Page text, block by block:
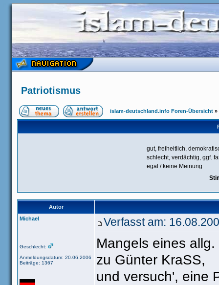
Patriotismus
islam-deutschland.info Foren-Übersicht »
gut, freiheitlich,
schlecht, verdächtig, ggf.
egal / keine Meinung
Autor
Michael
Geschlecht:
Anmeldungsdatum: 20.06.2006
Beiträge: 1367
Verfasst am:
Mangels eines
zu Günter KraSS,
und versuch', eine